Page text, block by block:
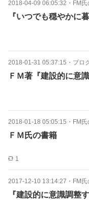
2018-04-09 06:05:32 ・ FM
『いつでも穏やかに
2018-01-31 05:37:15 ・ ブロ
ＦＭ著『建設的に意
2018-01-18 05:05:15 ・ FM
ＦＭ氏の書籍
1
2017-12-10 13:14:27 ・ FM
『建設的に意識調整